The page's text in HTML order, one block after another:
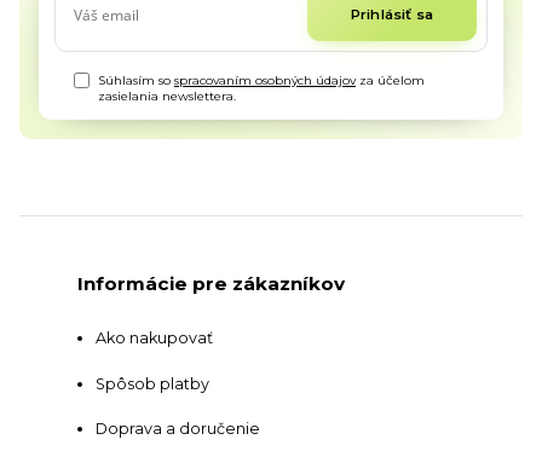
Prihlásiť sa
Súhlasím sospracovaním osobných údajovza účelom
zasielania newslettera.
Informácie pre zákazníkov
Ako nakupovať
Spôsob platby
Doprava a doručenie